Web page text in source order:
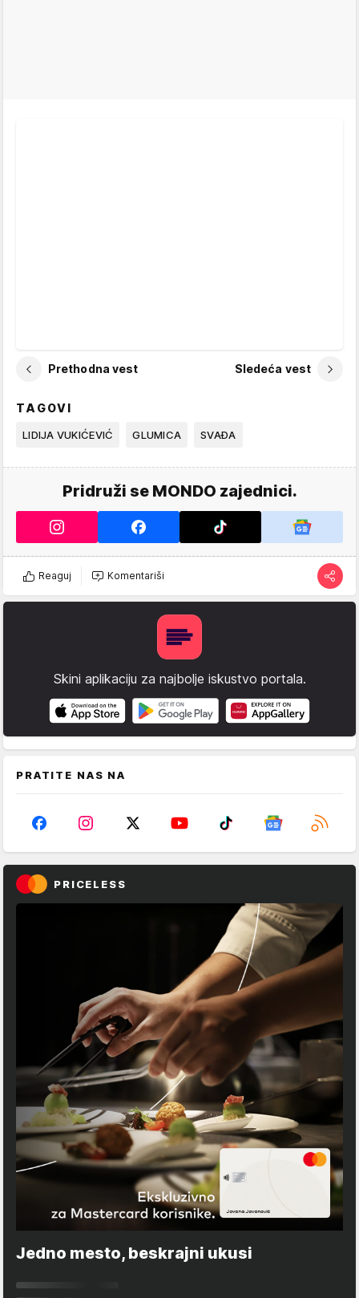
Prethodna vest Sledeća vest
TAGOVI
LIDIJA VUKIĆEVIĆ GLUMICA SVAĐA
Pridruži se MONDO zajednici.
Reaguj Komentariši
Skini aplikaciju za najbolje iskustvo portala.
PRATITE NAS NA
PRICELESS
Jedno mesto, beskrajni ukusi